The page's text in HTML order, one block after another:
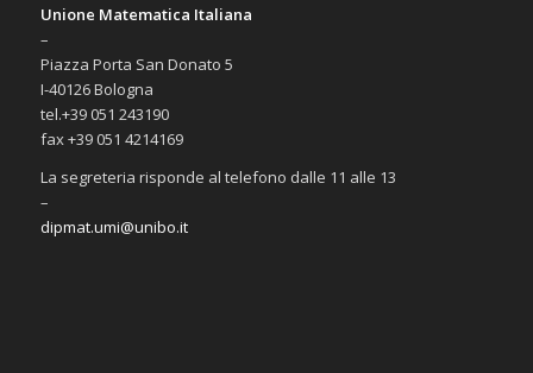
Unione Matematica Italiana
–
Piazza Porta San Donato 5
I-40126 Bologna
tel.+39 051 243190
fax +39 051 4214169
La segreteria risponde al telefono dalle 11 alle 13
–
dipmat.umi@unibo.it